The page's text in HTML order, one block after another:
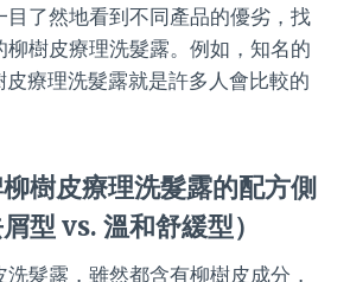
目了然地看到不同產品的優劣，找
柳樹皮療理洗髮露。例如，知名的
療理洗髮露就是許多人會比較的
樹皮療理洗髮露的配方側
型 vs. 溫和舒緩型）
髮露，雖然都含有柳樹皮成分，